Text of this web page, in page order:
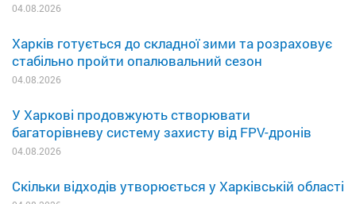
04.08.2026
Харків готується до складної зими та розраховує
стабільно пройти опалювальний сезон
04.08.2026
У Харкові продовжують створювати
багаторівневу систему захисту від FPV-дронів
04.08.2026
Скільки відходів утворюється у Харківській області